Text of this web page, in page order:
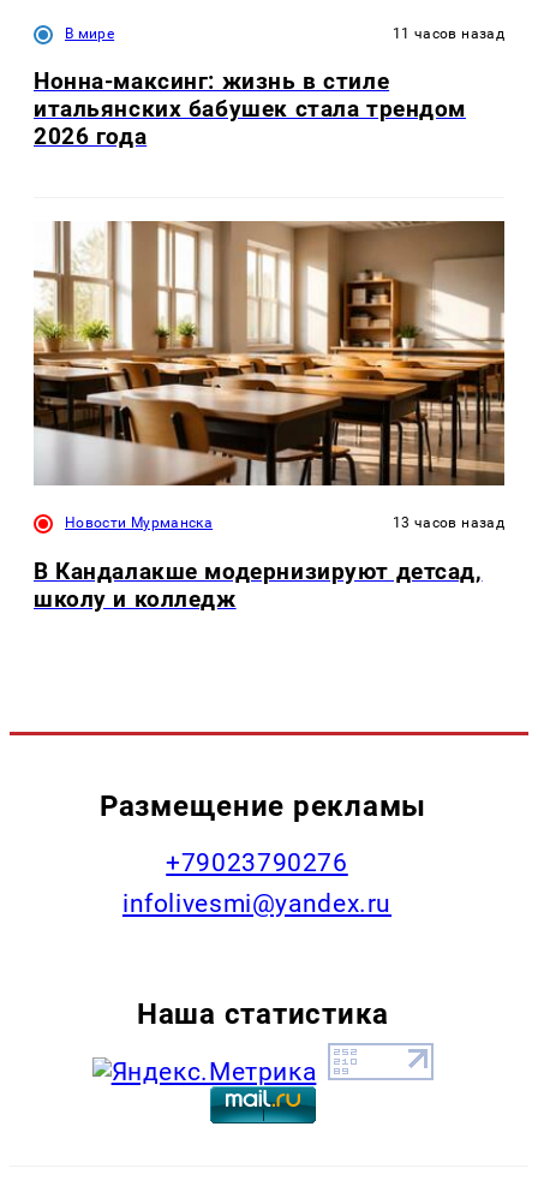
В мире 11 часов назад
Нонна-максинг: жизнь в стиле
итальянских бабушек стала трендом
2026 года
Новости Мурманска 13 часов назад
В Кандалакше модернизируют детсад,
школу и колледж
Размещение рекламы
+79023790276
infolivesmi@yandex.ru
Наша статистика